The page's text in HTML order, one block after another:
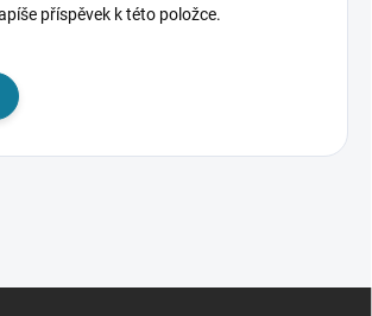
příspěvek k této položce.